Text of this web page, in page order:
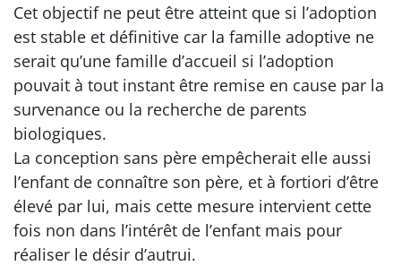
Cet objectif ne peut être atteint que si l’adoption
est stable et définitive car la famille adoptive ne
serait qu’une famille d’accueil si l’adoption
pouvait à tout instant être remise en cause par la
survenance ou la recherche de parents
biologiques.
La conception sans père empêcherait elle aussi
l’enfant de connaître son père, et à fortiori d’être
élevé par lui, mais cette mesure intervient cette
fois non dans l’intérêt de l’enfant mais pour
réaliser le désir d’autrui.